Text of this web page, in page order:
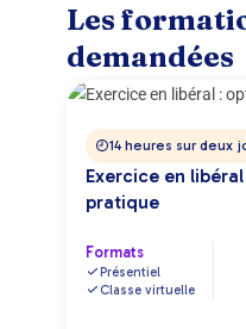
Les
demandées
14 heures sur deux
Exercice en
pratique
Formats
Présentiel
Classe virtuelle